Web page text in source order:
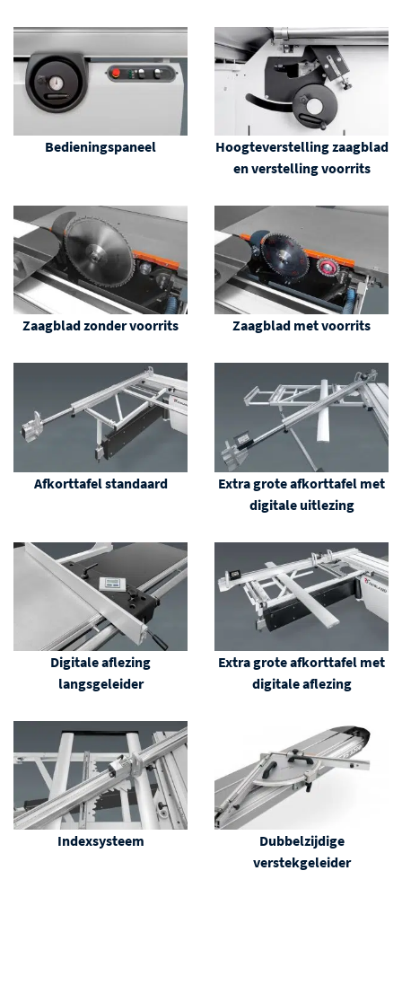
Bedieningspaneel
Hoogteverstelling zaagblad
en verstelling voorrits
Zaagblad zonder voorrits Zaagblad met voorrits
Afkorttafel standaard
Extra grote afkorttafel met
digitale uitlezing
Digitale aflezing
langsgeleider
Extra grote afkorttafel met
digitale aflezing
Indexsysteem
Dubbelzijdige
verstekgeleider